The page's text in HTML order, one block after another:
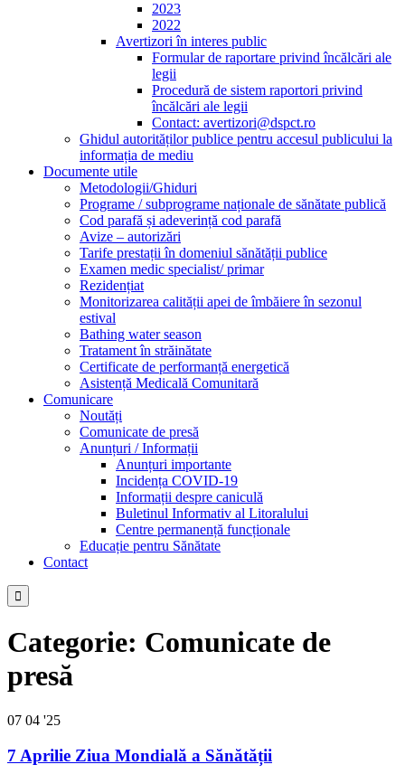
2023
2022
Avertizori în interes public
Formular de raportare privind încălcări ale
legii
Procedură de sistem raportori privind
încălcări ale legii
Contact: avertizori@dspct.ro
Ghidul autorităților publice pentru accesul publicului la
informația de mediu
Documente utile
Metodologii/Ghiduri
Programe / subprograme naționale de sănătate publică
Cod parafă și adeverință cod parafă
Avize – autorizări
Tarife prestații în domeniul sănătății publice
Examen medic specialist/ primar
Rezidențiat
Monitorizarea calității apei de îmbăiere în sezonul
estival
Bathing water season
Tratament în străinătate
Certificate de performanță energetică
Asistență Medicală Comunitară
Comunicare
Noutăți
Comunicate de presă
Anunțuri / Informații
Anunțuri importante
Incidența COVID-19
Informații despre caniculă
Buletinul Informativ al Litoralului
Centre permanență funcționale
Educație pentru Sănătate
Contact

Categorie: Comunicate de
presă
07 04 '25
7 Aprilie Ziua Mondială a Sănătății